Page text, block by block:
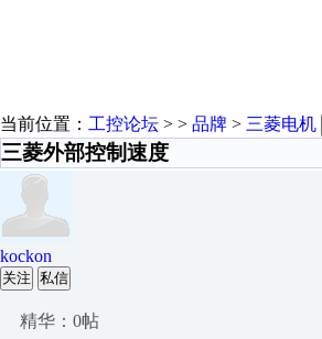
当前位置： 工控论坛 > > 品牌 > 三菱电机
三菱外部控制速度
kockon
关注 私信
精华：0帖